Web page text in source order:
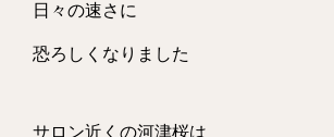
日々の速さに
恐ろしくなりました
サロン近くの河津桜は